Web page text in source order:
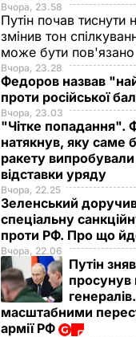
Вчора, 23.58
Путін почав тиснути
змінив тон
може бути пов'язано
Вчора, 23.28
Федоров назвав
проти російської
Вчора, 23.03
"Чітке попадання".
натякнув, яку саме
ракету
відставки уряду
Вчора, 22.25
Зеленський доручив
спеціальну
проти РФ. Про що
Вчора, 22.06
Путін
просунув
масштабними
армії РФ